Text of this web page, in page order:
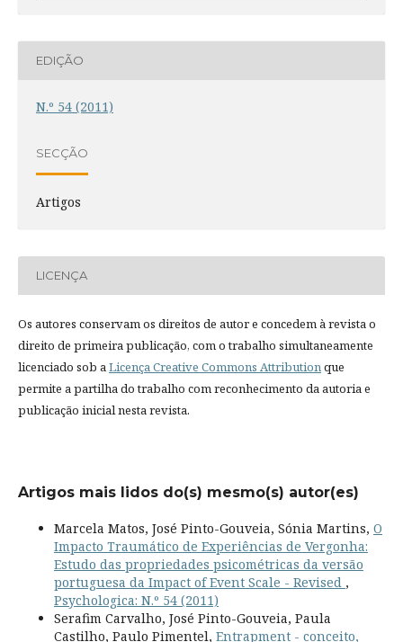
EDIÇÃO
N.º 54 (2011)
SECÇÃO
Artigos
LICENÇA
Os autores conservam os direitos de autor e concedem à revista o
direito de primeira publicação, com o trabalho simultaneamente
licenciado sob aLicença Creative Commons Attributionque
permite a partilha do trabalho com reconhecimento da autoria e
publicação inicial nesta revista.
Artigos mais lidos do(s) mesmo(s) autor(es)
Marcela Matos, José Pinto-Gouveia, Sónia Martins, O
Impacto Traumático de Experiências de Vergonha:
Estudo das propriedades psicométricas da versão
portuguesa da Impact of Event Scale - Revised ,
Psychologica: N.º 54 (2011)
Serafim Carvalho, José Pinto-Gouveia, Paula
Castilho, Paulo Pimentel, Entrapment - conceito,